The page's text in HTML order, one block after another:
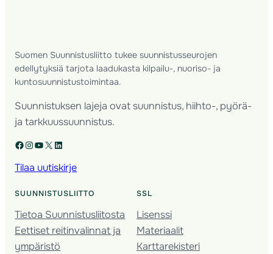
Suomen Suunnistusliitto tukee suunnistusseurojen
edellytyksiä tarjota laadukasta kilpailu-, nuoriso- ja
kuntosuunnistustoimintaa.
Suunnistuksen lajeja ovat suunnistus, hiihto-, pyörä-
ja tarkkuussuunnistus.
Facebook Instagram YouTube X LinkedIn
Tilaa uutiskirje
SUUNNISTUSLIITTO
Tietoa Suunnistusliitosta
Eettiset reitinvalinnat ja
ympäristö
SSL
Lisenssi
Materiaalit
Karttarekisteri